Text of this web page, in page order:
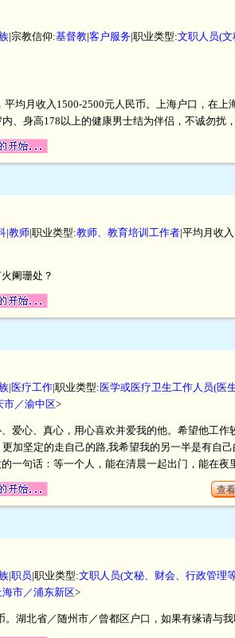
|宗教信仰:基督教|客户服务|职业类型:文职人员(
均月收入1500-2500元人民币。上海户口，在
、身高178以上的健康男士结为伴侣，不诚勿扰
|教师|职业类型:教师、教育培训工作者|平均月收
阑珊处？
|医疗工作|职业类型:医学或医疗卫生工作人员(医
市／渝中区>
爱心、真心，用心喜欢并爱我的他。希望他工作
加坚定的走自己的路,我希望我的另一半是有自
一句话：等一个人，能在清晨一起出门，能在
查
|职员|职业类型:文职人员(文秘、财会、行政管理
市／浦东新区>
湖北省／随州市／曾都区户口，如果有缘请与我